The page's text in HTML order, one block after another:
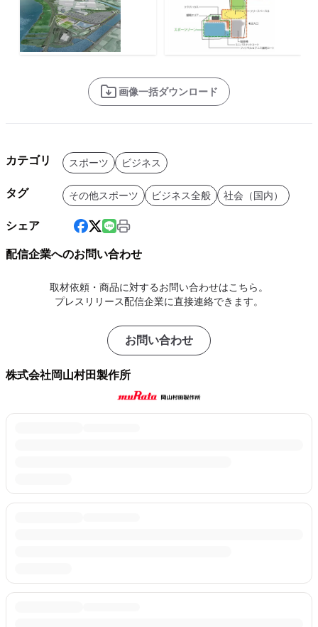
画像一括ダウンロード
カテゴリ スポーツ ビジネス
タグ その他スポーツ ビジネス全般 社会（国内）
シェア
配信企業へのお問い合わせ
取材依頼・商品に対するお問い合わせはこちら。
プレスリリース配信企業に直接連絡できます。
お問い合わせ
株式会社岡山村田製作所